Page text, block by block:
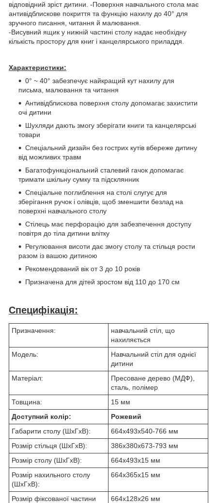
відповідний зріст дитини. -Поверхня навчального стола має
антивідблискове покриття та функцію нахилу до 40° для
зручного писання, читання й малювання.
-Висувний ящик у нижній частині столу надає необхідну
кількість простору для книг і канцелярського приладдя.
Характеристики:
0° ~ 40° забезпечує найкращий кут нахилу для
письма, малювання та читання
Антивідблискова поверхня столу допомагає захистити
очі дитини
Шухляди дають змогу зберігати книги та канцелярські
товари
Спеціальний дизайн без гострих кутів вбереже дитину
від можливих травм
Багатофункціональний сталевий гачок допомагає
тримати шкільну сумку та підсклянник
Спеціальне поглиблення на столі слугує для
зберігання ручок і олівців, щоб зменшити безлад на
поверхні навчального столу
Стілець має перфорацію для забезпечення доступу
повітря до тіла дитини влітку
Регулювання висоти дає змогу столу та стільця рости
разом із вашою дитиною
Рекомендований вік от 3 до 10 років
Призначена для дітей зростом від 110 до 170 см
Специфікація:
Призначення:
навчальний стіл, що
нахиляється
Модель:
Навчальний стіл для однієї
дитини
Матеріал:
Пресоване дерево (МДФ),
сталь, полімер
Товщина:
15 мм
Доступний колір:
Рожевий
Габарити столу (ШхГхВ):
664х493х540-766 мм
Розмір стільця (ШхГхВ):
386x380x673-793 мм
Розмір столу (ШхГхВ):
664x493х15 мм
Розмір нахильного столу
(ШхГхВ):
664x365х15 мм
Розмір фіксованої частини
664х128х26 мм